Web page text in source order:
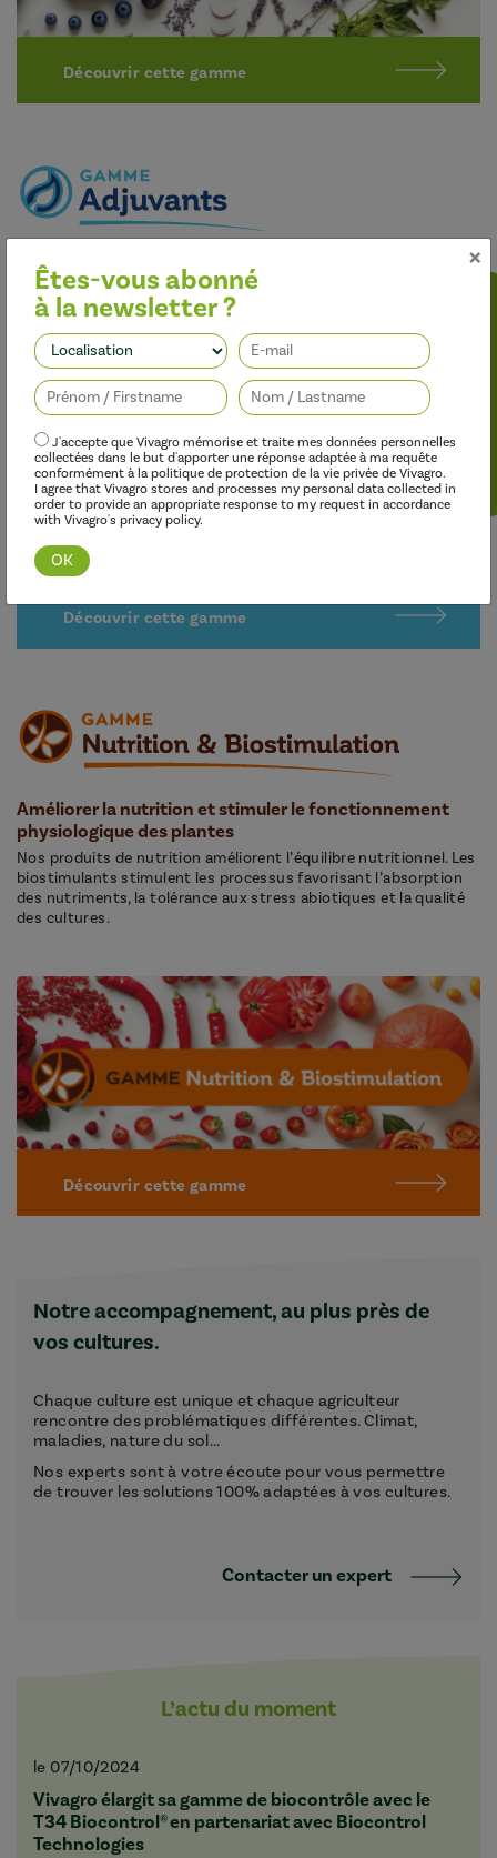
Découvrir cette gamme
Optimiser l’efficacité des traitements
Nos adjuvants permettent d’améliorer l’efficacité des
herbicides, des fongicides, des insecticides et des régulateurs de
croissance, tout en limitant leur impact sur l’environnement.
Découvrir cette gamme
Améliorer la nutrition et stimuler le fonctionnement
physiologique des plantes
Nos produits de nutrition améliorent l’équilibre nutritionnel. Les
biostimulants stimulent les processus favorisant l’absorption
des nutriments, la tolérance aux stress abiotiques et la qualité
des cultures.
Découvrir cette gamme
Notre accompagnement, au plus près de
vos cultures.
Chaque culture est unique et chaque agriculteur
rencontre des problématiques différentes. Climat,
maladies, nature du sol...
Nos experts sont à votre écoute pour vous permettre
de trouver les solutions 100% adaptées à vos cultures.
Contacter un expert
L’actu du moment
le 07/10/2024
Vivagro élargit sa gamme de biocontrôle avec le
T34 Biocontrol® en partenariat avec Biocontrol
Technologies
×
Êtes-vous abonné
à la newsletter ?
J'accepte que Vivagro mémorise et traite mes données personnelles
collectées dans le but d'apporter une réponse adaptée à ma requête
conformément à la politique de protection de la vie privée de Vivagro.
I agree that Vivagro stores and processes my personal data collected in
order to provide an appropriate response to my request in accordance
with Vivagro's privacy policy.